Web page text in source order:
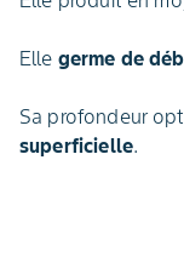
Elle germe de
Sa profondeur
superficielle.